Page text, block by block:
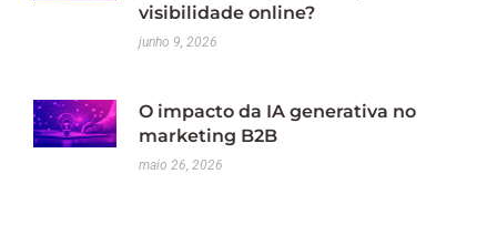
visibilidade online?
junho 9, 2026
O impacto da IA generativa no
marketing B2B
maio 26, 2026